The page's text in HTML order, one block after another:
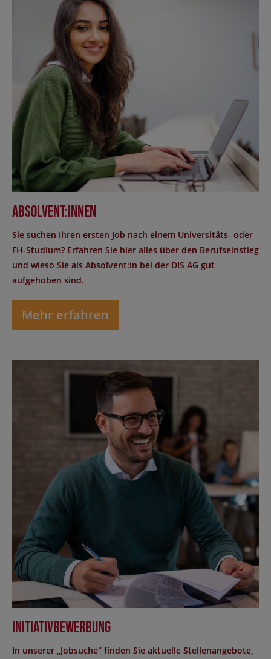
Absolvent:innen
Sie suchen Ihren ersten Job nach einem Universitäts- oder
FH-Studium? Erfahren Sie hier alles über den Berufseinstieg
und wieso Sie als Absolvent:in bei der DIS AG gut
aufgehoben sind.
Mehr erfahren
Initiativbewerbung
In unserer „Jobsuche“ finden Sie aktuelle Stellenangebote,